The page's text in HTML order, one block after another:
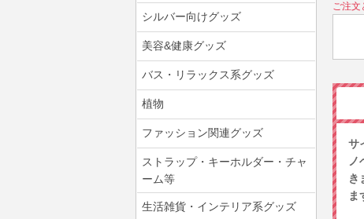
シルバー向けグッズ
美容&健康グッズ
バス・リラックス系グッズ
植物
ファッション関連グッズ
ストラップ・キーホルダー・チャ
ーム等
生活雑貨・インテリア系グッズ
ご注文
サ
き
ま